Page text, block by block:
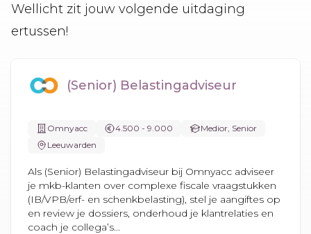
Wellicht zit jouw volgende uitdaging
ertussen!
(Senior) Belastingadviseur
Omnyacc 4.500 - 9.000
Medior, Senior
Leeuwarden
Als (Senior) Belastingadviseur bij Omnyacc adviseer
je mkb-klanten over complexe fiscale vraagstukken
(IB/VPB/erf- en schenkbelasting), stel je aangiftes op
en review je dossiers, onderhoud je klantrelaties en
coach je collega’s...